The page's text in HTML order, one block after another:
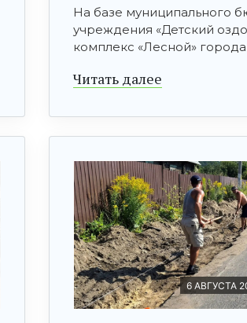
На базе муниципального
учреждения «Детский
комплекс «Лесной» города
Читать далее
6 АВГУСТА